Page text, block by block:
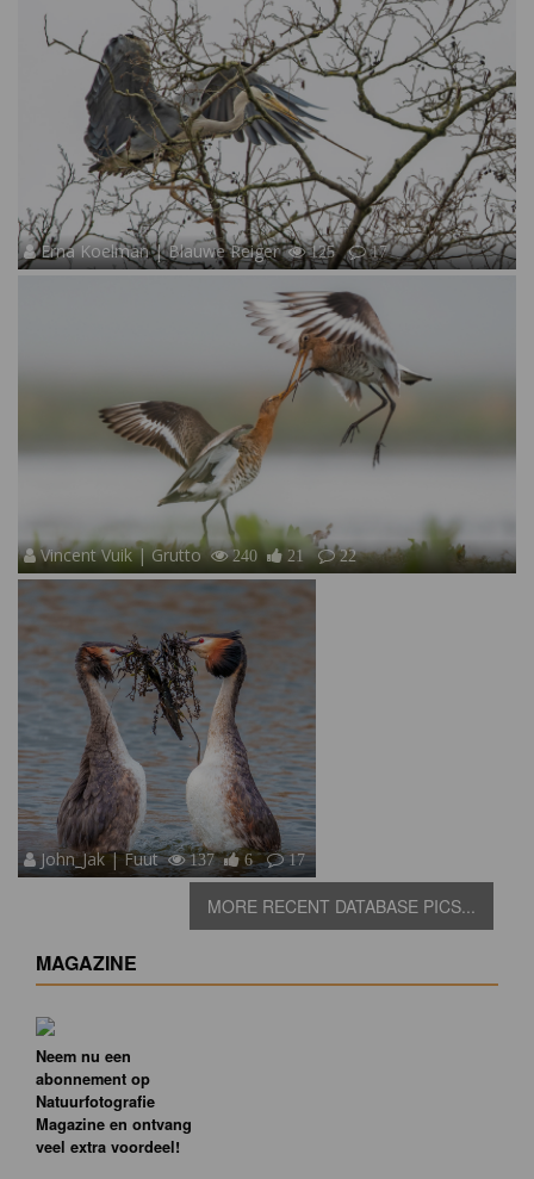
Erna Koelman | Blauwe Reiger 125 17
Vincent Vuik | Grutto 240 21 22
John_Jak | Fuut 137 6 17
MORE RECENT DATABASE PICS...
MAGAZINE
Neem nu een
abonnement op
Natuurfotografie
Magazine en ontvang
veel extra voordeel!